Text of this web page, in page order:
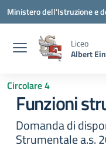
Vai ai contenuti
Vai al menu di navigazione
Vai al footer
Ministero dell'Istruzione e
Liceo
Albert
Circolare 4
Funzioni
Domanda di
Strumentale a.s.